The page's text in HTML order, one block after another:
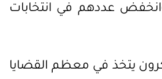
ماكرون 350 نائبًا في البرلمان بعد انتخابات 2017، وانخفض عددهم في انتخابات
يتخذ في معظم القضايا